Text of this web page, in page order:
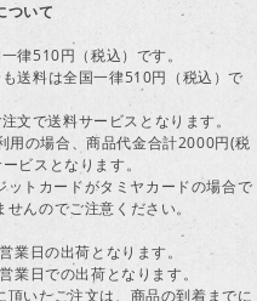
ついて
律510円（税込）です。
送料は全国一律510円（税込）で
文で送料サービスとなります。
用の場合、商品代金合計2000円(税
ビスとなります。
トカードがタミヤカードの場合で
んのでご注意ください。
業日の出荷となります。
業日での出荷となります。
頂いたご注文は、商品の到着までに